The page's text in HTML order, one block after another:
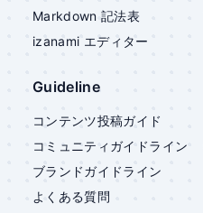
Markdown 記法表
izanami エディター
Guideline
コンテンツ投稿ガイド
コミュニティガイドライン
ブランドガイドライン
よくある質問